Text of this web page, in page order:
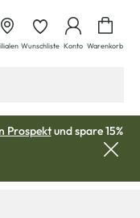
Wunschliste Konto Warenkorb
Prospektund spare 15%